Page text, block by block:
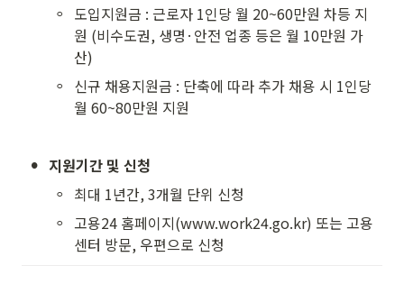
◦ 도입지원금 : 근로자 1인당 월 20~60만원 차등 지
원 (비수도권, 생명·안전 업종 등은 월 10만원 가
산)
◦ 신규 채용지원금 : 단축에 따라 추가 채용 시 1인당
월 60~80만원 지원
• 지원기간 및 신청
◦ 최대 1년간, 3개월 단위 신청
◦ 고용24 홈페이지(www.work24.go.kr) 또는 고용
센터 방문, 우편으로 신청